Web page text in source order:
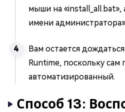
мыши на «install_all.bat»,
имени
Вам остается
Runtime, поскольку сам
автоматизированный.
Способ 13: